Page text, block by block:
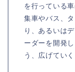
を行っている
集車やバス、
り、あるいは
ーダーを開発
う、広げてい